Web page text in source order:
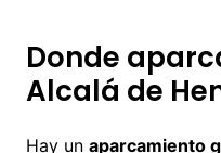
Donde
Alcalá de
Hay un aparcamiento